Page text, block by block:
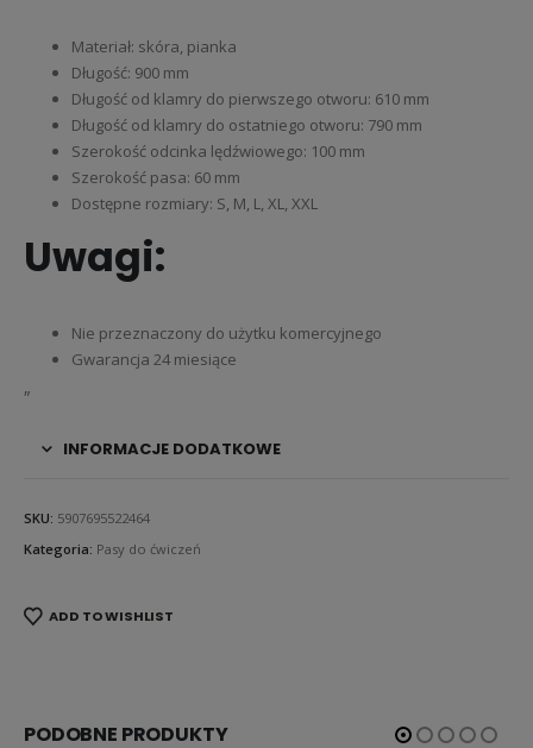
Materiał: skóra, pianka
Długość: 900 mm
Długość od klamry do pierwszego otworu: 610 mm
Długość od klamry do ostatniego otworu: 790 mm
Szerokość odcinka lędźwiowego: 100 mm
Szerokość pasa: 60 mm
Dostępne rozmiary: S, M, L, XL, XXL
Uwagi:
Nie przeznaczony do użytku komercyjnego
Gwarancja 24 miesiące
„
INFORMACJE DODATKOWE
SKU: 5907695522464
Kategoria: Pasy do ćwiczeń
ADD TO WISHLIST
PODOBNE PRODUKTY